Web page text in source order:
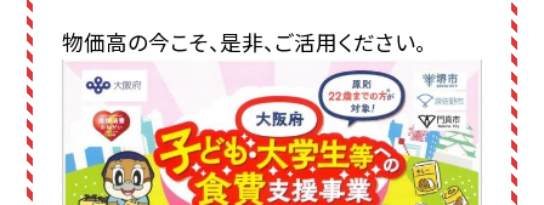
物価高の今こそ、是非、ご活用ください。